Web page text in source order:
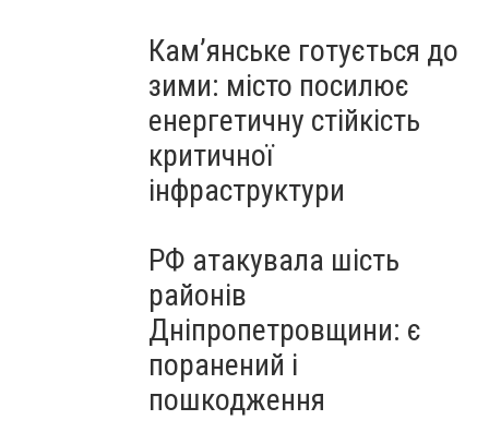
Кам’янське готується до
зими: місто посилює
енергетичну стійкість
критичної
інфраструктури
РФ атакувала шість
районів
Дніпропетровщини: є
поранений і
пошкодження